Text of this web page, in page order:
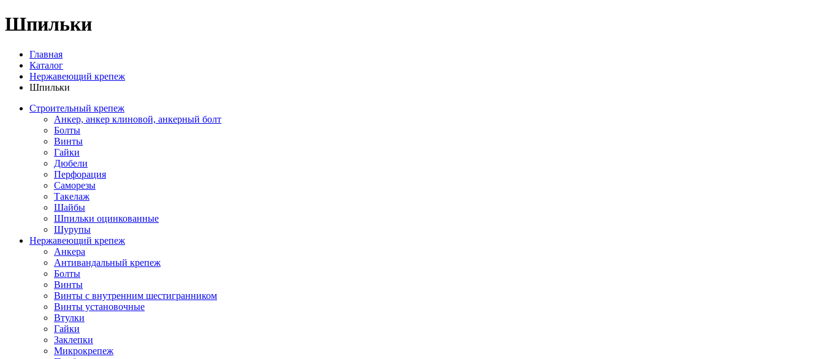
Шпильки
Главная
Каталог
Нержавеющий крепеж
Шпильки
Строительный крепеж
Анкер, анкер клиновой, анкерный болт
Болты
Винты
Гайки
Дюбели
Перфорация
Саморезы
Такелаж
Шайбы
Шпильки оцинкованные
Шурупы
Нержавеющий крепеж
Анкера
Антивандальный крепеж
Болты
Винты
Винты с внутренним шестигранником
Винты установочные
Втулки
Гайки
Заклепки
Микрокрепеж